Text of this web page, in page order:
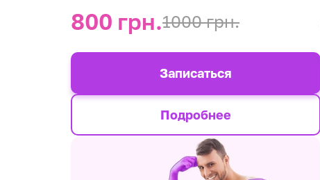
800 грн.1000 грн.
Подробнее
Записаться